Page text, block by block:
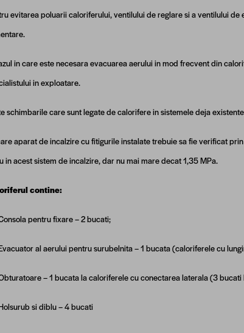
evitarea poluarii caloriferului, ventilului de reglare si a ventilului
in care este necesara evacuarea aerului in mod frecvent din
in exploatare.
schimbarile care sunt legate de calorifere in sistemele deja
aparat de incalzire cu fitigurile instalate trebuie sa fie verificat
in acest sistem de incalzire, dar nu mai mare decat 1,35 MPa.
contine:
pentru fixare – 2 bucati;
al aerului pentru surubelnita – 1 bucata (caloriferele cu
– 1 bucata la caloriferele cu conectarea laterala (3
si diblu – 4 bucati